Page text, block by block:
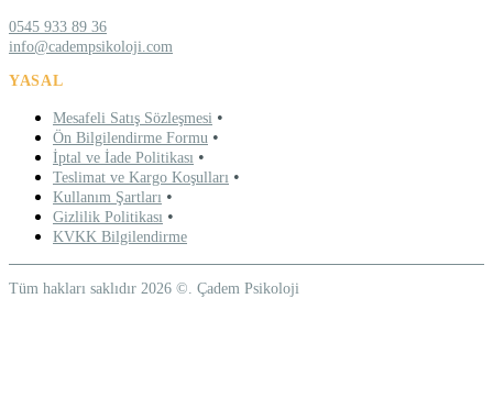
0545 933 89 36
info@cadempsikoloji.com
YASAL
Mesafeli Satış Sözleşmesi •
Ön Bilgilendirme Formu •
İptal ve İade Politikası •
Teslimat ve Kargo Koşulları •
Kullanım Şartları •
Gizlilik Politikası •
KVKK Bilgilendirme
Tüm hakları saklıdır 2026 ©. Çadem Psikoloji